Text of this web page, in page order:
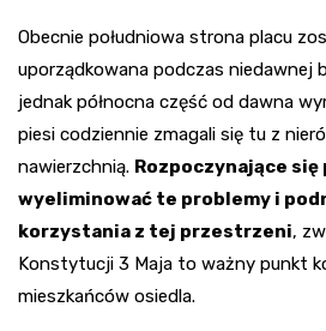
Obecnie południowa strona placu
uporządkowana podczas niedawnej
jednak północna część od dawna
piesi codziennie zmagali się tu z
nawierzchnią. Rozpoczynające się
wyeliminować te problemy i
korzystania z tej przestrzeni,
Konstytucji 3 Maja to ważny punkt
mieszkańców osiedla.